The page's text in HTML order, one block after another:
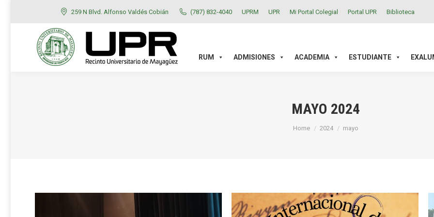
259 N Blvd. Alfonso Valdés Cobián (787) 832-4040 UPRM UPR Mi Portal Colegial Portal UPR Biblioteca
RUM ADMISIONES ACADEMIA ESTUDIANTE
MAYO 2024
You are here:
Home 2024 mayo
RUM ADMISIONES